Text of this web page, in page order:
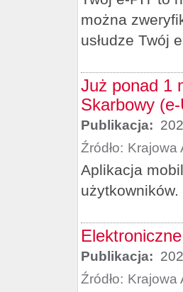
można
usłudze Twój
Już ponad 1
Skarbowy
Publikacja:
Źródło: Krajowa
Aplikacja
użytkowników.
Publikacja:
Źródło: Krajowa